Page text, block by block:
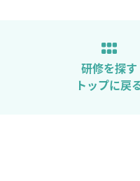
研修を探す
トップに戻